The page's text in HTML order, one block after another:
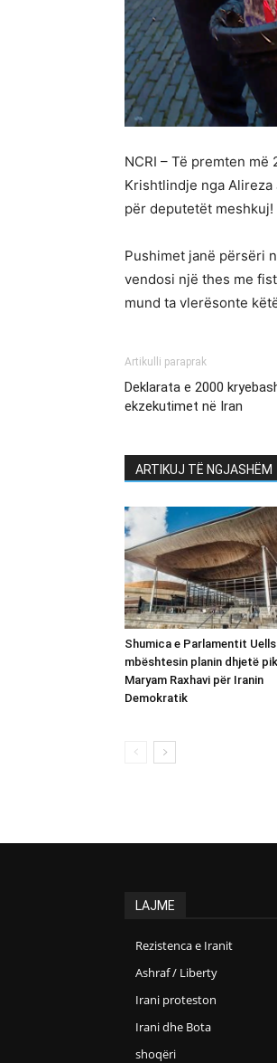
NCRI – Të premten
Krishtlindje nga
për deputetët
Pushimet janë përsëri
vendosi një thes me
mund ta vlerësonte
Artikulli paraprak
Deklarata e 2000
ekzekutimet në Iran
ARTIKUJ TË NGJASHËM
Shumica e Parlamentit
mbështesin planin dhjetë
Maryam Raxhavi për Iranin
Demokratik
LAJME
Rezistenca e Iranit
Ashraf / Liberty
Irani proteston
Irani dhe Bota
shoqëri